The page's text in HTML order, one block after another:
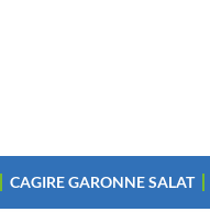
CAGIRE GARONNE SALAT